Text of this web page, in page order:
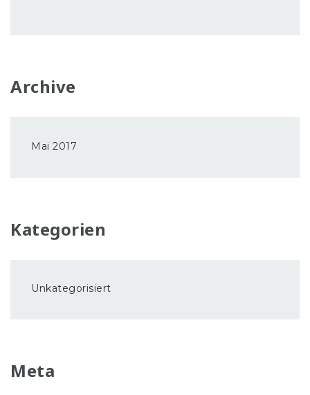
Archive
Mai 2017
Kategorien
Unkategorisiert
Meta